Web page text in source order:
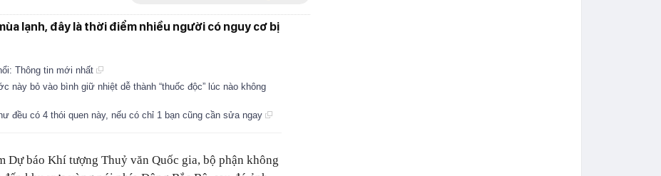
lạnh, đây là thời điểm nhiều người có nguy cơ bị
Thông tin mới nhất
này bỏ vào bình giữ nhiệt dễ thành “thuốc độc” lúc nào không
đều có 4 thói quen này, nếu có chỉ 1 bạn cũng cần sửa ngay
Dự báo Khí tượng Thuỷ văn Quốc gia, bộ phận không